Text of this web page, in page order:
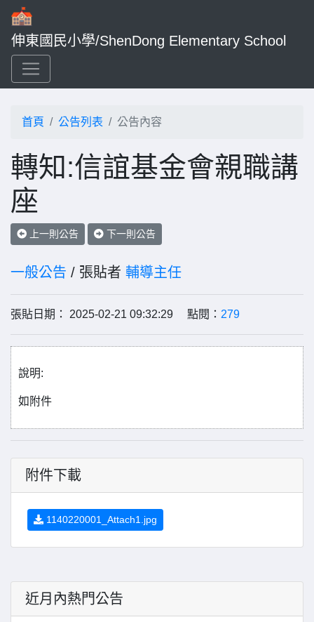
伸東國民小學/ShenDong Elementary School
首頁 公告列表 公告內容
轉知:信誼基金會親職講
座
上一則公告 下一則公告
一般公告 / 張貼者 輔導主任
張貼日期： 2025-02-21 09:32:29 點閱： 279
說明:
如附件
附件下載
1140220001_Attach1.jpg
近月內熱門公告